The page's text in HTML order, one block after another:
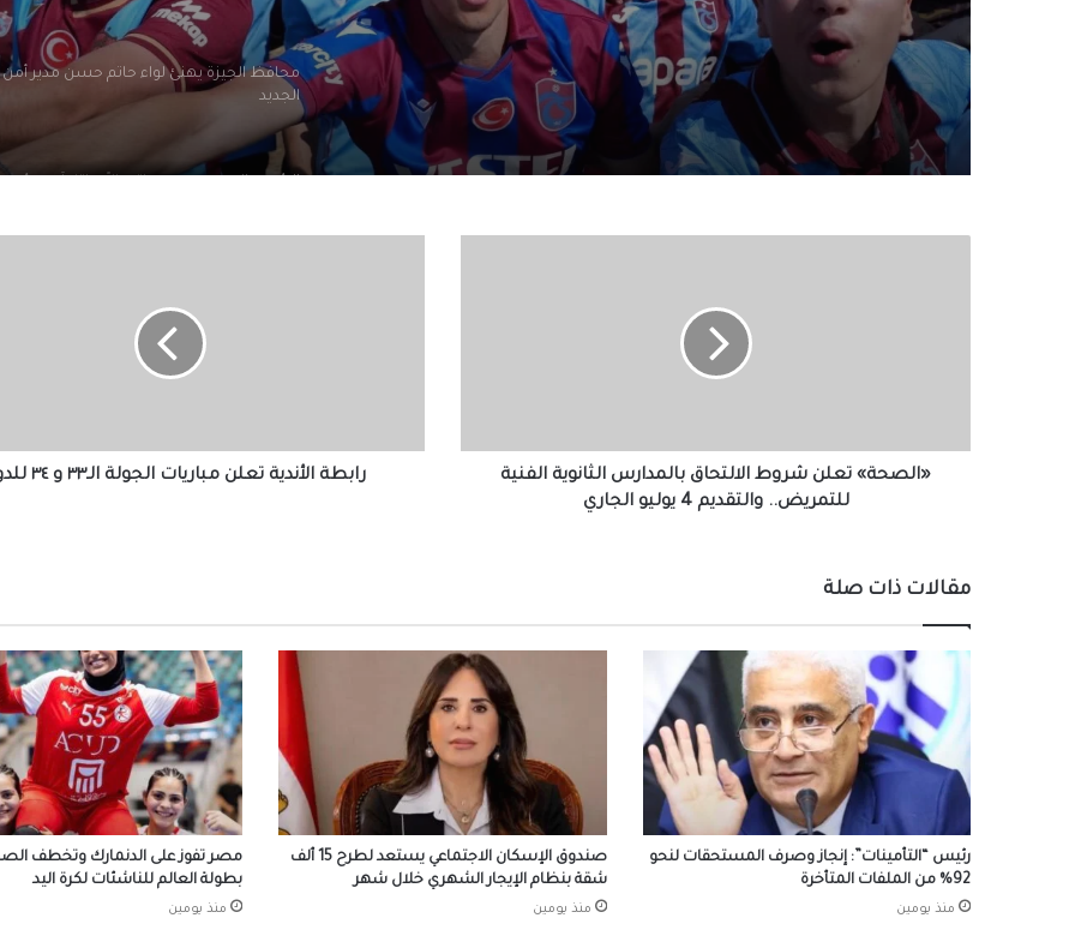
محافظ الجيزة يهنئ لواء حاتم حسن مدير أمن
الجديد
تركيا للانضمام لنادي طرابزون
المسلماني يهدي سفير أندونيسيا أغاني أم
وكتاب ماسبيرو “إسلام بلا أحزاب”
افتتاح وحدة البرامج الوقائية للصندوق
البر
والتقديم
«الصحة» تعلن شروط الالتحاق بالمدارس الثانوية الفنية
للتمريض.. والتقديم 4 يوليو الجاري
للدوري
رابطة الأندية تعلن مباريات الجولة الـ٣٣ و ٣٤ للدوري
مقالات ذات صلة
رئيس “التأمينات”: إنجاز وصرف المستحقات لنحو
92% من الملفات المتأخرة
منذ يومين
صندوق الإسكان الاجتماعي يستعد لطرح 15 ألف
شقة بنظام الإيجار الشهري خلال شهر
منذ يومين
مصر تفوز على الدنمارك وتخطف
بطولة العالم للناشئات لكرة اليد
منذ يومين